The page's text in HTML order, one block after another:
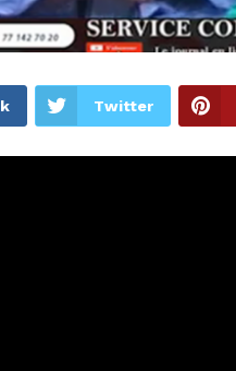
Twitter